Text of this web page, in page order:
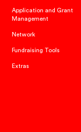
Application and Grant
Management
Network
Fundraising Tools
Extras